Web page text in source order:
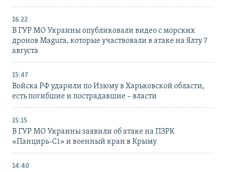
16:22
В ГУР МО Украины опубликовали видео с морских
дронов Magura, которые участвовали в атаке на Ялту 7
августа
15:47
Войска РФ ударили по Изюму в Харьковской области,
есть погибшие и пострадавшие – власти
15:15
В ГУР МО Украины заявили об атаке на ПЗРК
«Панцирь-С1» и военный кран в Крыму
14:40